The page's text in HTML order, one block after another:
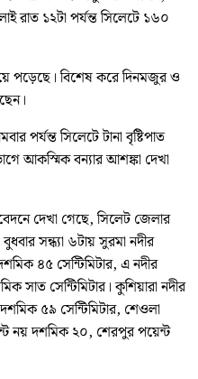
রাত ১২টা পর্যন্ত সিলেটে ১৬০
পড়েছে। বিশেষ করে দিনমজুর ও
পর্যন্ত সিলেটে টানা বৃষ্টিপাত
আকস্মিক বন্যার আশঙ্কা দেখা
দেখা গেছে, সিলেট জেলার
সন্ধ্যা ৬টায় সুরমা নদীর
৪৫ সেন্টিমিটার, এ নদীর
সাত সেন্টিমিটার। কুশিয়ারা নদীর
৫৯ সেন্টিমিটার, শেওলা
নয় দশমিক ২০, শেরপুর পয়েন্ট